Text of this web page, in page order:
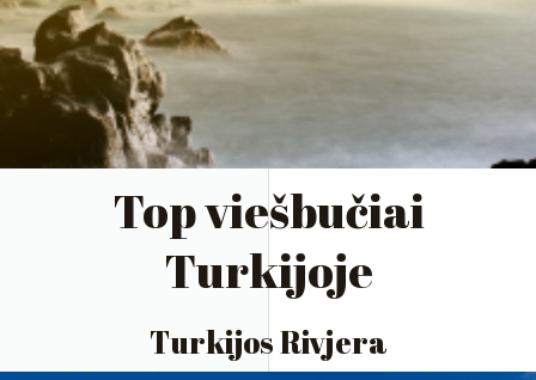
Top viešbučiai
Turkijoje
Turkijos Rivjera